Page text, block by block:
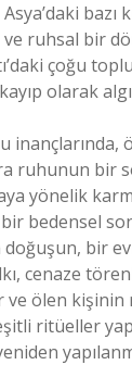
bazı
ruhsal bir
çoğu
olarak
ruhunun bir
yönelik
bedensel
doğuşun, bir
cenaze
ölen kişinin
ritüeller